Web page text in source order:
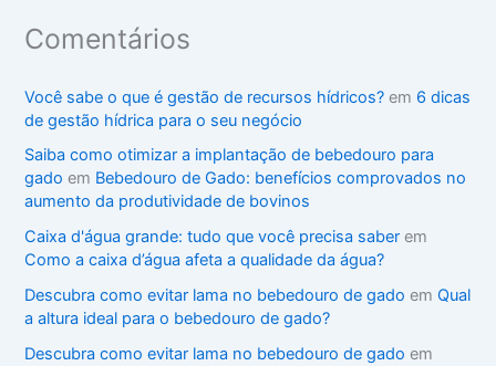
Comentários
Você sabe o que é gestão de recursos hídricos? em 6 dicas
de gestão hídrica para o seu negócio
Saiba como otimizar a implantação de bebedouro para
gado em Bebedouro de Gado: benefícios comprovados no
aumento da produtividade de bovinos
Caixa d'água grande: tudo que você precisa saber em
Como a caixa d’água afeta a qualidade da água?
Descubra como evitar lama no bebedouro de gado em Qual
a altura ideal para o bebedouro de gado?
Descubra como evitar lama no bebedouro de gado em